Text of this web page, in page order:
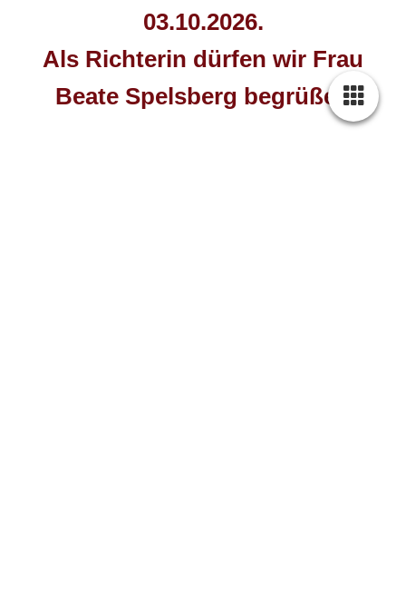
03.10.2026.
Als Richterin dürfen wir Frau
Beate Spelsberg begrüßen